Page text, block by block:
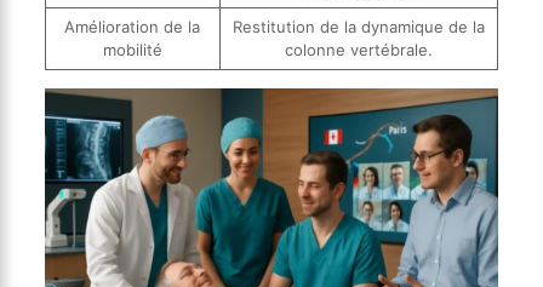
Amélioration de la
mobilité
Restitution de la dynamique de la
colonne vertébrale.